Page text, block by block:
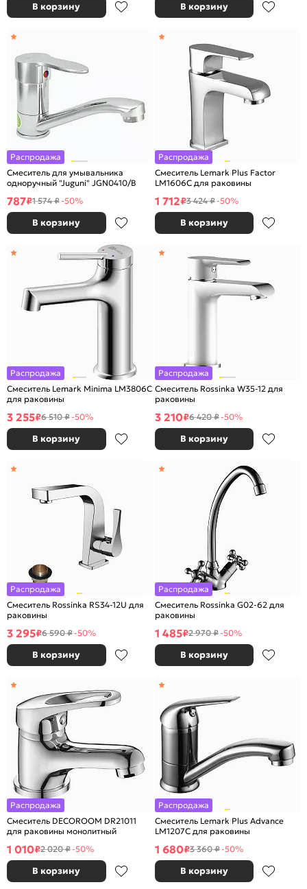
В корзину В корзину
Распродажа
Смеситель для умывальника
одноручный "Juguni" JGN0410/В
787₽1 574 ₽-50%
В корзину
Распродажа
Смеситель Lemark Plus Factor
LM1606C для раковины
1 712₽3 424 ₽-50%
В корзину
Распродажа
Смеситель Lemark Minima LM3806C
для раковины
3 255₽6 510 ₽-50%
В корзину
Распродажа
Смеситель Rossinka W35-12 для
раковины
3 210₽6 420 ₽-50%
В корзину
Распродажа
Смеситель Rossinka RS34-12U для
раковины
3 295₽6 590 ₽-50%
В корзину
Распродажа
Смеситель Rossinka G02-62 для
раковины
1 485₽2 970 ₽-50%
В корзину
Распродажа
Смеситель DECOROOM DR21011
для раковины монолитный
1 010₽2 020 ₽-50%
В корзину
Распродажа
Смеситель Lemark Plus Advance
LM1207C для раковины
1 680₽3 360 ₽-50%
В корзину